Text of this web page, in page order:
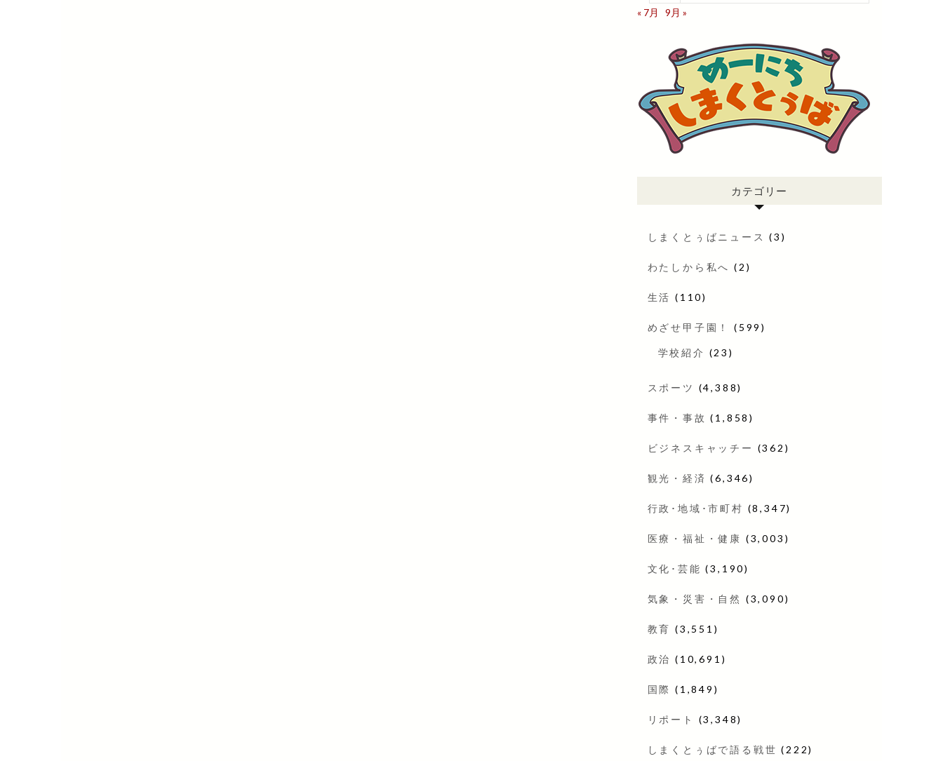
« 7月
9月 »
カテゴリー
しまくとぅばニュース (3)
わたしから私へ (2)
生活 (110)
めざせ甲子園！ (599)
学校紹介 (23)
スポーツ (4,388)
事件・事故 (1,858)
ビジネスキャッチー (362)
観光・経済 (6,346)
行政･地域･市町村 (8,347)
医療・福祉・健康 (3,003)
文化･芸能 (3,190)
気象・災害・自然 (3,090)
教育 (3,551)
政治 (10,691)
国際 (1,849)
リポート (3,348)
しまくとぅばで語る戦世 (222)